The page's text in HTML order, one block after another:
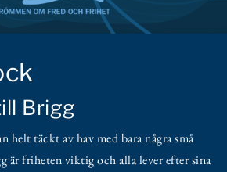
Brigg
helt täckt av hav med bara några små
är friheten viktig och alla lever efter sina